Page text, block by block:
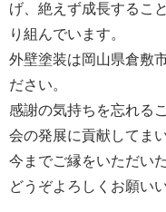
げ、絶えず成長するこ
り組んでいます。
外壁塗装は岡山県倉敷
ださい。
感謝の気持ちを忘れる
会の発展に貢献してま
今までご縁をいただい
どうぞよろしくお願い